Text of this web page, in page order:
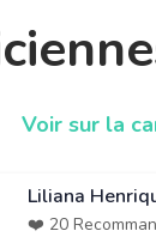
Voir sur la
Liliana
❤️ 20